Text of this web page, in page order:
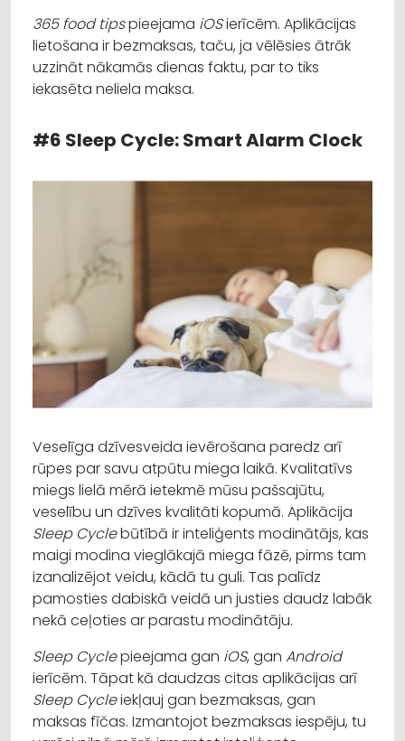
365 food tipspieejama iOSierīcēm. Aplikācijas
lietošana ir bezmaksas, taču, ja vēlēsies ātrāk
uzzināt nākamās dienas faktu, par to tiks
iekasēta neliela maksa.
#6 Sleep Cycle: Smart Alarm Clock
Veselīga dzīvesveida ievērošana paredz arī
rūpes par savu atpūtu miega laikā. Kvalitatīvs
miegs lielā mērā ietekmē mūsu pašsajūtu,
veselību un dzīves kvalitāti kopumā. Aplikācija
Sleep Cyclebūtībā ir inteliģents modinātājs, kas
maigi modina vieglākajā miega fāzē, pirms tam
izanalizējot veidu, kādā tu guli. Tas palīdz
pamosties dabiskā veidā un justies daudz labāk
nekā ceļoties ar parastu modinātāju.
Sleep Cyclepieejama gan iOS, gan Android
ierīcēm. Tāpat kā daudzas citas aplikācijas arī
Sleep Cycleiekļauj gan bezmaksas, gan
maksas fīčas. Izmantojot bezmaksas iespēju, tu